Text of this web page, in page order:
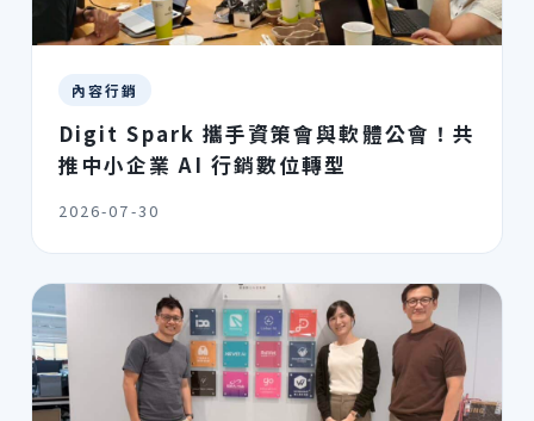
內容行銷
Digit Spark 攜手資策會與軟體公會！共
推中小企業 AI 行銷數位轉型
2026-07-30